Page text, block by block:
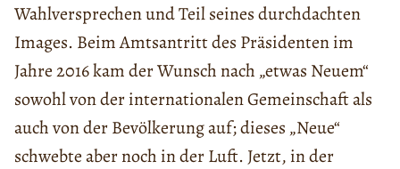
Wahlversprechen und Teil seines durchdachten
Images. Beim Amtsantritt des Präsidenten im
Jahre 2016 kam der Wunsch nach „etwas Neuem“
sowohl von der internationalen Gemeinschaft als
auch von der Bevölkerung auf; dieses „Neue“
schwebte aber noch in der Luft. Jetzt, in der